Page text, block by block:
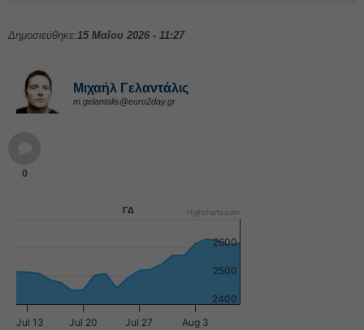
Δημοσιεύθηκε:15 Μαΐου 2026 - 11:27
Μιχαήλ Γελαντάλις
m.gelantalis@euro2day.gr
0
ΓΔ
Jul 13 Jul 20 Jul 27 Aug 3
2400
2500
2600
Highcharts.com